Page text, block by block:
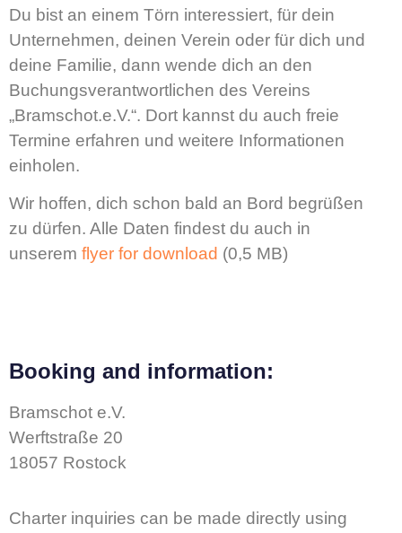
Du bist an einem Törn interessiert, für dein
Unternehmen, deinen Verein oder für dich und
deine Familie, dann wende dich an den
Buchungsverantwortlichen des Vereins
„Bramschot.e.V.“. Dort kannst du auch freie
Termine erfahren und weitere Informationen
einholen.
Wir hoffen, dich schon bald an Bord begrüßen
zu dürfen. Alle Daten findest du auch in
unserem flyer for download (0,5 MB)
Booking and information:
Bramschot e.V.
Werftstraße 20
18057 Rostock
Charter inquiries can be made directly using